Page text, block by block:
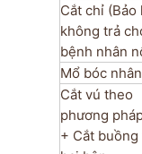
Cắt chỉ (Bảo
không trả
bệnh nhân
Mổ bóc
Cắt vú theo
phương
+ Cắt